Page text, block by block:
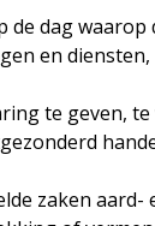
dag
en
te geven,
zaken aard-